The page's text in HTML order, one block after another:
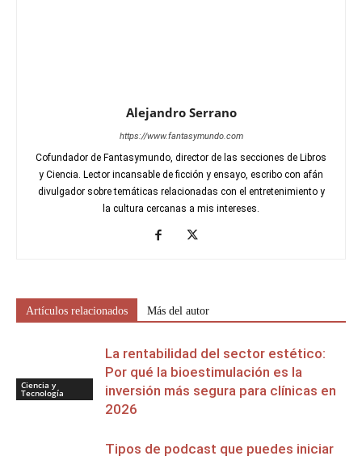
Alejandro Serrano
https://www.fantasymundo.com
Cofundador de Fantasymundo, director de las secciones de Libros
y Ciencia. Lector incansable de ficción y ensayo, escribo con afán
divulgador sobre temáticas relacionadas con el entretenimiento y
la cultura cercanas a mis intereses.
Artículos relacionados Más del autor
Ciencia y
Tecnología
La rentabilidad del sector estético:
Por qué la bioestimulación es la
inversión más segura para clínicas en
2026
Tipos de podcast que puedes iniciar